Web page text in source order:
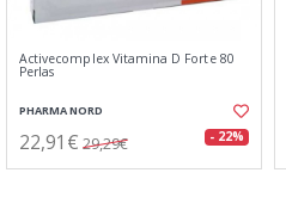
Activecomplex Vitamina D Forte 80
Perlas
PHARMA NORD
22,91€ 29,29€ - 22%